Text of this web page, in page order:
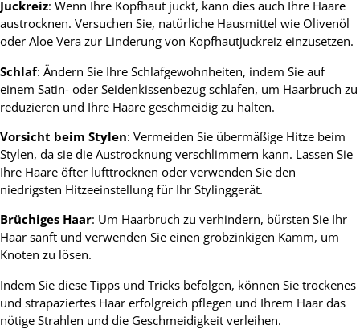
Juckreiz: Wenn Ihre Kopfhaut juckt, kann dies auch Ihre Haare
austrocknen. Versuchen Sie, natürliche Hausmittel wie Olivenöl
oder Aloe Vera zur Linderung von Kopfhautjuckreiz einzusetzen.
Schlaf: Ändern Sie Ihre Schlafgewohnheiten, indem Sie auf
einem Satin- oder Seidenkissenbezug schlafen, um Haarbruch zu
reduzieren und Ihre Haare geschmeidig zu halten.
Vorsicht beim Stylen: Vermeiden Sie übermäßige Hitze beim
Stylen, da sie die Austrocknung verschlimmern kann. Lassen Sie
Ihre Haare öfter lufttrocknen oder verwenden Sie den
niedrigsten Hitzeeinstellung für Ihr Stylinggerät.
Brüchiges Haar: Um Haarbruch zu verhindern, bürsten Sie Ihr
Haar sanft und verwenden Sie einen grobzinkigen Kamm, um
Knoten zu lösen.
Indem Sie diese Tipps und Tricks befolgen, können Sie trockenes
und strapaziertes Haar erfolgreich pflegen und Ihrem Haar das
nötige Strahlen und die Geschmeidigkeit verleihen.